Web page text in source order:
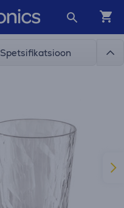
Spetsifikatsioon